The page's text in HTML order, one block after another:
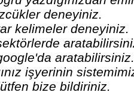
deneyiniz.
kelimeler deneyiniz.
işyerinin
bize bildiriniz.